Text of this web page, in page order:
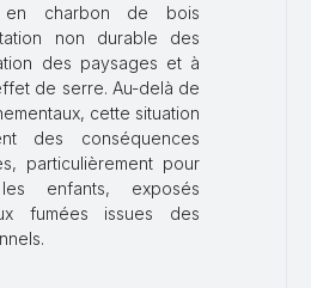
en charbon de bois
non durable des
des paysages et à
de serre. Au-delà de
cette situation
des conséquences
particulièrement pour
enfants, exposés
fumées issues des